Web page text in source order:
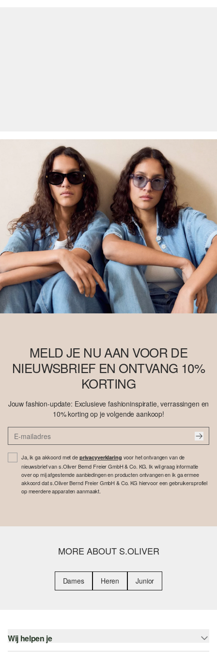
MELD JE NU AAN VOOR DE
NIEUWSBRIEF EN ONTVANG 10%
KORTING
Jouw fashion-update: Exclusieve fashioninspiratie, verrassingen en
10% korting op je volgende aankoop!
Ja, ik ga akkoord met de privacyverklaring voor het ontvangen van de
nieuwsbrief van s.Oliver Bernd Freier GmbH & Co. KG. Ik wil graag informatie
over op mij afgestemde aanbiedingen en producten ontvangen en ik ga ermee
akkoord dat s.Oliver Bernd Freier GmbH & Co. KG hiervoor een gebruikersprofiel
op meerdere apparaten aanmaakt.
MORE ABOUT S.OLIVER
Dames Heren Junior
Wij helpen je